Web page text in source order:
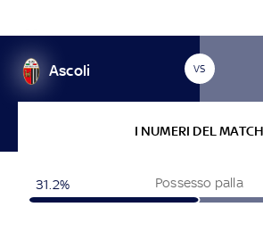
Ascoli VS
I NUMERI DEL MATCH
Possesso palla
31.2%